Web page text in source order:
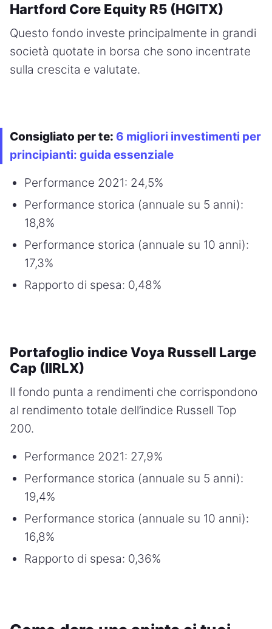
Hartford Core Equity R5 (HGITX)
Questo fondo investe principalmente in grandi
società quotate in borsa che sono incentrate
sulla crescita e valutate.
Consigliato per te: 6 migliori investimenti per
principianti: guida essenziale
Performance 2021: 24,5%
Performance storica (annuale su 5 anni):
18,8%
Performance storica (annuale su 10 anni):
17,3%
Rapporto di spesa: 0,48%
Portafoglio indice Voya Russell Large
Cap (IIRLX)
Il fondo punta a rendimenti che corrispondono
al rendimento totale dell’indice Russell Top
200.
Performance 2021: 27,9%
Performance storica (annuale su 5 anni):
19,4%
Performance storica (annuale su 10 anni):
16,8%
Rapporto di spesa: 0,36%